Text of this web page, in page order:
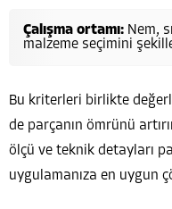
Çalışma ortamı: Nem,
malzeme seçimini
Bu kriterleri birlikte
de parçanın ömrünü
ölçü ve teknik detayları
uygulamanıza en uygun